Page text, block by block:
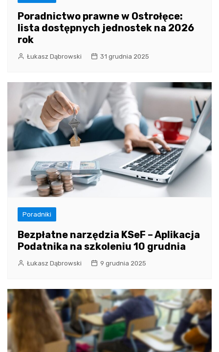
Poradnictwo prawne w Ostrołęce:
lista dostępnych jednostek na 2026
rok
Łukasz Dąbrowski 31 grudnia 2025
Poradniki
Bezpłatne narzędzia KSeF – Aplikacja
Podatnika na szkoleniu 10 grudnia
Łukasz Dąbrowski 9 grudnia 2025